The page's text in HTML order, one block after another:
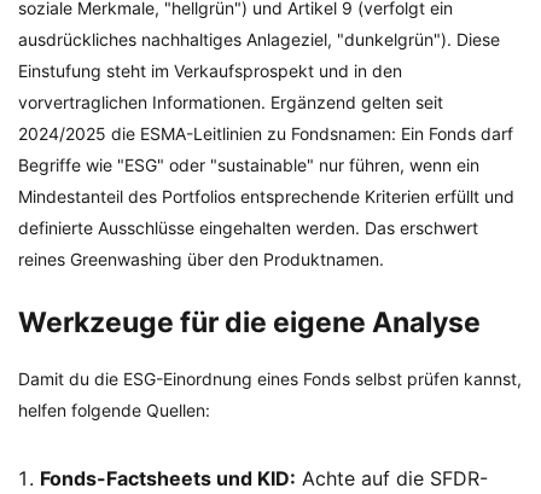
soziale Merkmale, "hellgrün") und Artikel 9 (verfolgt ein
ausdrückliches nachhaltiges Anlageziel, "dunkelgrün"). Diese
Einstufung steht im Verkaufsprospekt und in den
vorvertraglichen Informationen. Ergänzend gelten seit
2024/2025 die ESMA-Leitlinien zu Fondsnamen: Ein Fonds darf
Begriffe wie "ESG" oder "sustainable" nur führen, wenn ein
Mindestanteil des Portfolios entsprechende Kriterien erfüllt und
definierte Ausschlüsse eingehalten werden. Das erschwert
reines Greenwashing über den Produktnamen.
Werkzeuge für die eigene Analyse
Damit du die ESG-Einordnung eines Fonds selbst prüfen kannst,
helfen folgende Quellen:
Fonds-Factsheets und KID: Achte auf die SFDR-